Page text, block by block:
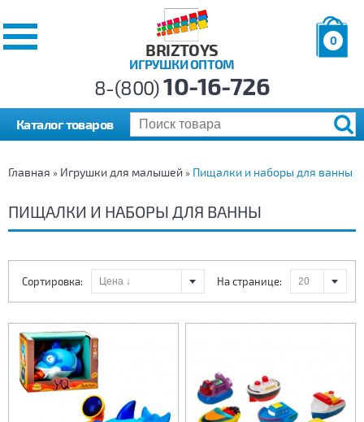
BRIZTOYS
ИГРУШКИ ОПТОМ
0
р.
8-(800)10-16-726
Каталог товаров
Главная » Игрушки для малышей » Пищалки и наборы для ванны
ПИЩАЛКИ И НАБОРЫ ДЛЯ ВАННЫ
На странице:
Сортировка: